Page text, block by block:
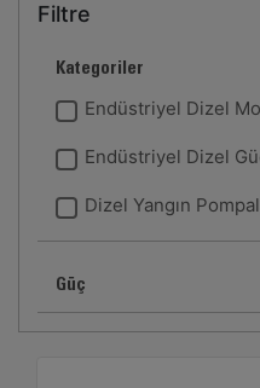
Filtre
Kategoriler
Endüstriyel Dizel
Endüstriyel Dizel
Dizel Yangın
Güç